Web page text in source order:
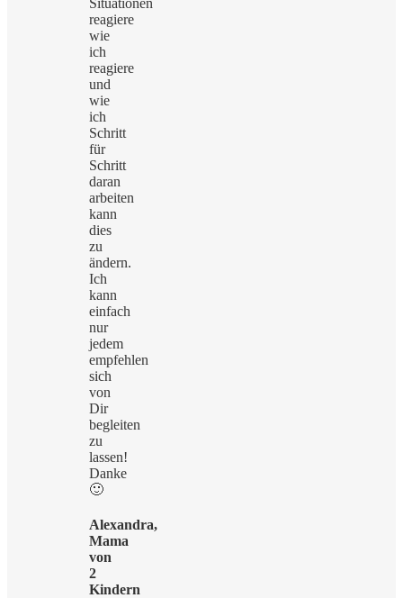
reagiere
wie
ich
reagiere
und
wie
ich
Schritt
für
Schritt
daran
arbeiten
kann
dies
zu
ändern.
Ich
kann
einfach
nur
jedem
empfehlen
sich
von
Dir
begleiten
zu
lassen!
Danke
🙂
Alexandra,
Mama
von
2
Kindern